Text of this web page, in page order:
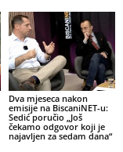
Dva mjeseca nakon
emisije na BiscaniNET-u:
Sedić poručio „Još
čekamo odgovor koji je
najavljen za sedam dana“